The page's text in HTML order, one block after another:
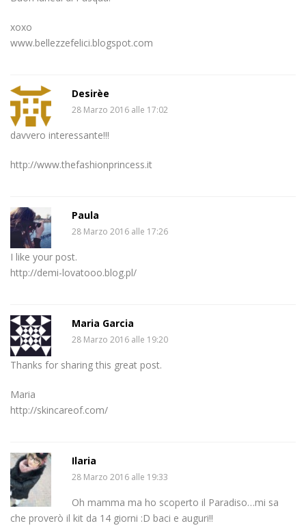
xoxo
www.bellezzefelici.blogspot.com
Desirèe
28 Marzo 2016 alle 17:02
davvero interessante!!!
http://www.thefashionprincess.it
Paula
28 Marzo 2016 alle 17:26
I like your post.
http://demi-lovatooo.blog.pl/
Maria Garcia
28 Marzo 2016 alle 19:20
Thanks for sharing this great post.
Maria
http://skincareof.com/
Ilaria
28 Marzo 2016 alle 19:33
Oh mamma ma ho scoperto il Paradiso…mi sa
che proverò il kit da 14 giorni :D baci e auguri!!